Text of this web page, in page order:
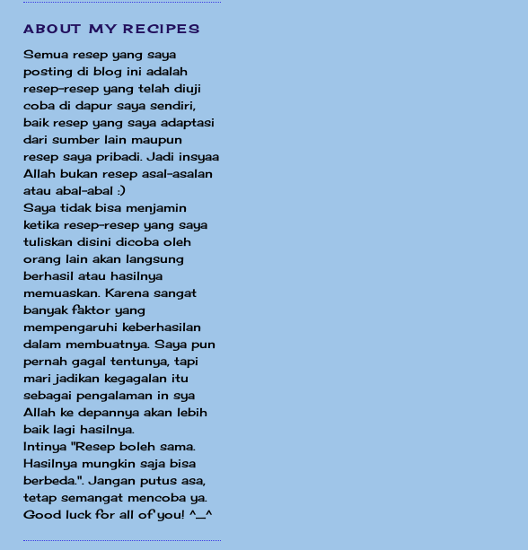
ABOUT MY RECIPES
Semua resep yang saya
posting di blog ini adalah
resep-resep yang telah diuji
coba di dapur saya sendiri,
baik resep yang saya adaptasi
dari sumber lain maupun
resep saya pribadi. Jadi insyaa
Allah bukan resep asal-asalan
atau abal-abal :)
Saya tidak bisa menjamin
ketika resep-resep yang saya
tuliskan disini dicoba oleh
orang lain akan langsung
berhasil atau hasilnya
memuaskan. Karena sangat
banyak faktor yang
mempengaruhi keberhasilan
dalam membuatnya. Saya pun
pernah gagal tentunya, tapi
mari jadikan kegagalan itu
sebagai pengalaman in sya
Allah ke depannya akan lebih
baik lagi hasilnya.
Intinya "Resep boleh sama.
Hasilnya mungkin saja bisa
berbeda.". Jangan putus asa,
tetap semangat mencoba ya.
Good luck for all of you! ^_^